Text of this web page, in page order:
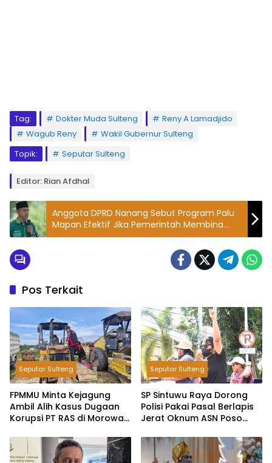
Tag: Dokter Muda Sulteng
Reny A Lamadjido
Wagub Reny
Wakil Gubernur Sulteng
Topik:
Seputar Sulteng
Editor: Rian Afdhal
Anggota DPRD Nanang Sebut Program Palu
Mapan Efektif Jika Pemerintah Membina
Masyarakat Manfaatkan Lahan Tidur
Pos Terkait
Seputar Sulteng
FPMMU Minta Kejagung
Ambil Alih Kasus Dugaan
Korupsi PT RAS di Morowali
Seputar Sulteng
SP Sintuwu Raya Dorong
Polisi Pakai Pasal Berlapis
Jerat Oknum ASN Poso
Seksual Kakak Beradik